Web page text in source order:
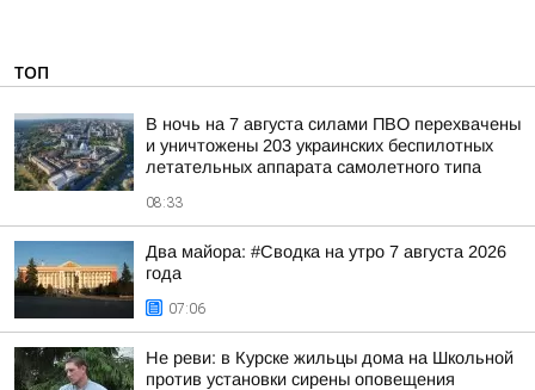
ТОП
В ночь на 7 августа силами ПВО перехвачены
и уничтожены 203 украинских беспилотных
летательных аппарата самолетного типа
08:33
Два майора: #Сводка на утро 7 августа 2026
года
07:06
Не реви: в Курске жильцы дома на Школьной
против установки сирены оповещения